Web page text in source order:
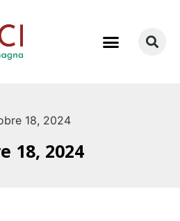
18, 2024
18, 2024